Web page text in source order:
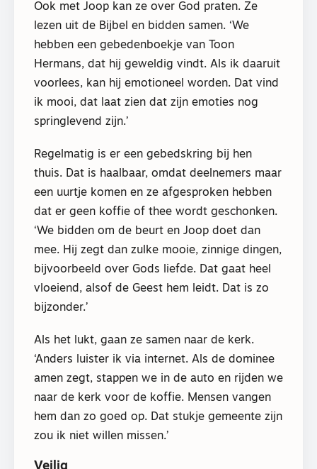
Ook met Joop kan ze over God praten. Ze
lezen uit de Bijbel en bidden samen. ‘We
hebben een gebedenboekje van Toon
Hermans, dat hij geweldig vindt. Als ik daaruit
voorlees, kan hij emotioneel worden. Dat vind
ik mooi, dat laat zien dat zijn emoties nog
springlevend zijn.’
Regelmatig is er een gebedskring bij hen
thuis. Dat is haalbaar, omdat deelnemers maar
een uurtje komen en ze afgesproken hebben
dat er geen koffie of thee wordt geschonken.
‘We bidden om de beurt en Joop doet dan
mee. Hij zegt dan zulke mooie, zinnige dingen,
bijvoorbeeld over Gods liefde. Dat gaat heel
vloeiend, alsof de Geest hem leidt. Dat is zo
bijzonder.’
Als het lukt, gaan ze samen naar de kerk.
‘Anders luister ik via internet. Als de dominee
amen zegt, stappen we in de auto en rijden we
naar de kerk voor de koffie. Mensen vangen
hem dan zo goed op. Dat stukje gemeente zijn
zou ik niet willen missen.’